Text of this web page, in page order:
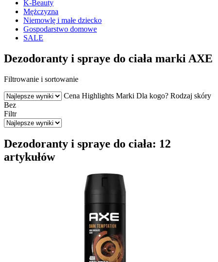
K-Beauty
Mężczyzna
Niemowlę i małe dziecko
Gospodarstwo domowe
SALE
Dezodoranty i spraye do ciała marki AXE
Filtrowanie i sortowanie
Cena Highlights Marki Dla kogo? Rodzaj skóry
Bez
Filtr
Dezodoranty i spraye do ciała: 12
artykułów